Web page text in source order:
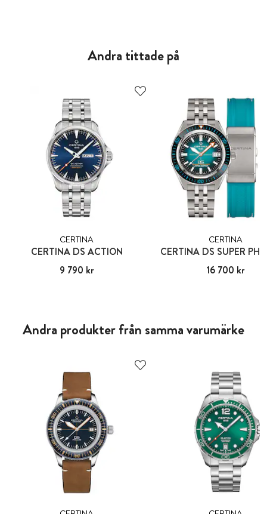
Andra tittade på
CERTINA
CERTINA DS ACTION
Pris :9 790 kr
9 790 kr
CERTINA
CERTINA DS SUPER
Pris: 16 700 kr
16 700 kr
Andra produkter från samma varumärke